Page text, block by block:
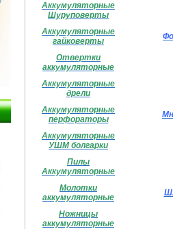
Аккумуляторные
Шуруповерты
Аккумуляторные
гайковерты
Отвертки
аккумуляторные
Аккумуляторные
дрели
Аккумуляторные
перфораторы
Аккумуляторные
УШМ болгарки
Пилы
Аккумуляторные
Молотки
аккумуляторные
Ножницы
аккумуляторные
Мотоблок Пахарь ТСР 900